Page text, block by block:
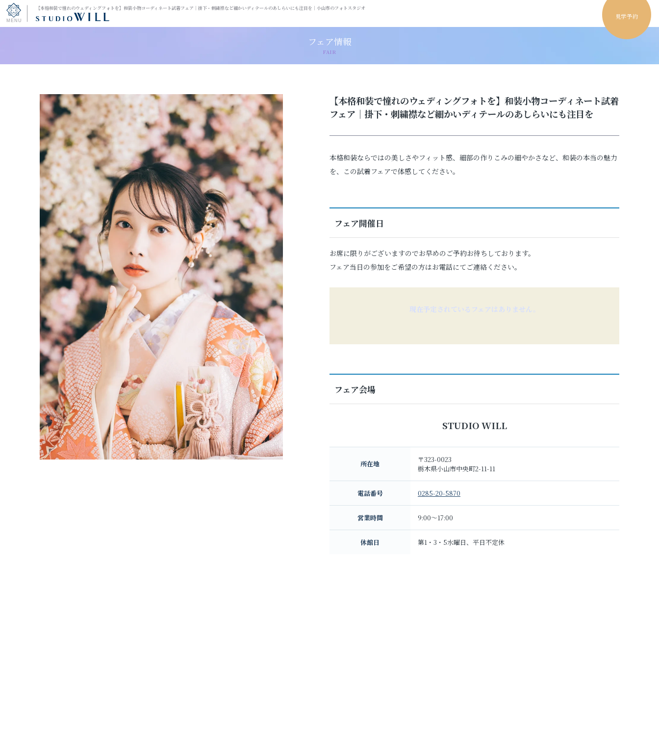
【本格和装で憧れのウェディングフォトを】和装小物コーディネート試着フェア｜掛下・刺繍襟など細かいディテールのあしらいにも注目を｜小山市のフォトスタジオ
見学予約
和装スタジオ 洋装スタジオ
和装＆洋装スタジオ
キャンペーン
デザインアルバム スタジオWILLについて
お渡しまでの流れ
料金表
当日のお持物
撮影予約
0285-20-5870
フェア情報
FAIR
【本格和装で憧れのウェディングフォトを】和装小物コーディネート試着
フェア｜掛下・刺繍襟など細かいディテールのあしらいにも注目を
本格和装ならではの美しさやフィット感、細部の作りこみの細やかさなど、和装の本当の魅力
を、この試着フェアで体感してください。
フェア開催日
お席に限りがございますのでお早めのご予約お待ちしております。
フェア当日の参加をご希望の方はお電話にてご連絡ください。
現在予定されているフェアはありません。
フェア会場
STUDIO WILL
所在地
〒323-0023
栃木県小山市中央町2-11-11
電話番号 0285-20-5870
営業時間 9:00～17:00
休館日 第1・3・5水曜日、平日不定休